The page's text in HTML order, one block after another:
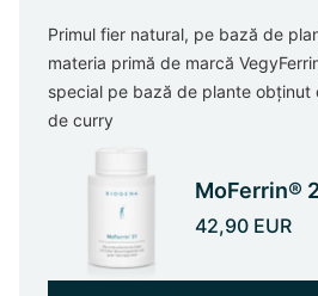
Primul fier natural, pe bază de
materia primă de marcă
special pe bază de plante
de curry
MoFerrin®
42,90 EUR